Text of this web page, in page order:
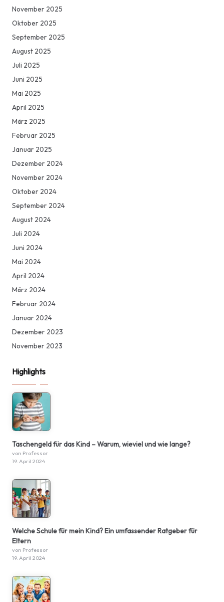
November 2025
Oktober 2025
September 2025
August 2025
Juli 2025
Juni 2025
Mai 2025
April 2025
März 2025
Februar 2025
Januar 2025
Dezember 2024
November 2024
Oktober 2024
September 2024
August 2024
Juli 2024
Juni 2024
Mai 2024
April 2024
März 2024
Februar 2024
Januar 2024
Dezember 2023
November 2023
Highlights
Taschengeld für das Kind – Warum, wieviel und wie lange?
von Professor
19. April 2024
Welche Schule für mein Kind? Ein umfassender Ratgeber für
Eltern
von Professor
19. April 2024